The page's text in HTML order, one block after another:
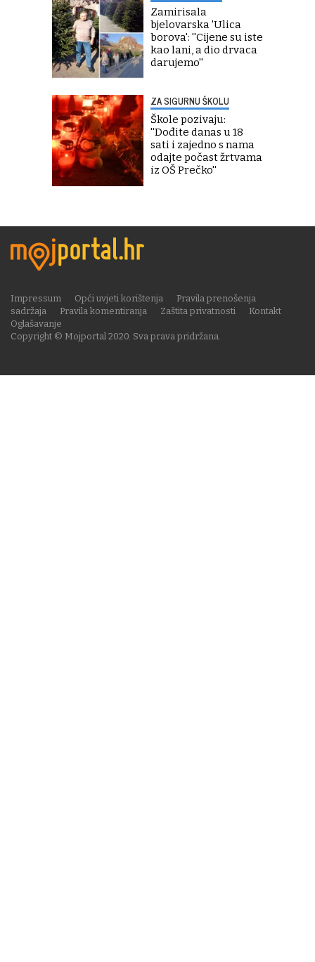
Zamirisala
bjelovarska 'Ulica
borova': ''Cijene su iste
kao lani, a dio drvaca
darujemo''
ZA SIGURNU ŠKOLU
Škole pozivaju:
''Dođite danas u 18
sati i zajedno s nama
odajte počast žrtvama
iz OŠ Prečko''
Copyright © Mojportal 2020. Sva prava pridržana.
Impressum Opći uvjeti korištenja
Pravila prenošenja
sadržaja
Pravila komentiranja Zaštita privatnosti
Kontakt
Oglašavanje